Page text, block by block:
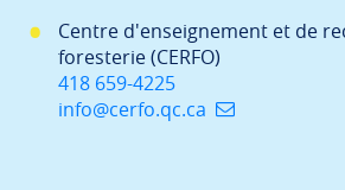
Centre d'enseignement et de
foresterie (CERFO)
418 659-4225
info@cerfo.qc.ca